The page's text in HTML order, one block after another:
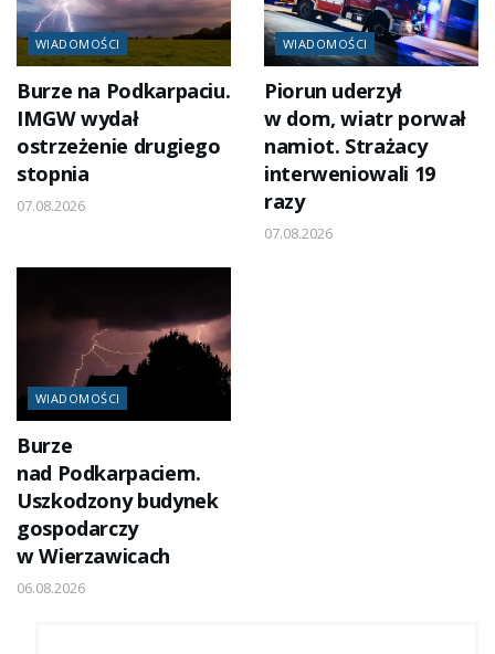
WIADOMOŚCI
Burze na Podkarpaciu.
IMGW wydał
ostrzeżenie drugiego
stopnia
07.08.2026
WIADOMOŚCI
Piorun uderzył
w dom, wiatr porwał
namiot. Strażacy
interweniowali 19
razy
07.08.2026
WIADOMOŚCI
Burze
nad Podkarpaciem.
Uszkodzony budynek
gospodarczy
w Wierzawicach
06.08.2026